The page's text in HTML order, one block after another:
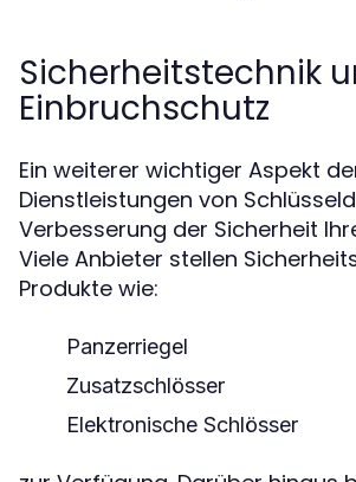
Sicherheitstechnik
Einbruchschutz
Ein weiterer wichtiger Aspekt
Dienstleistungen von
Verbesserung der Sicherheit
Viele Anbieter stellen
Produkte wie:
Panzerriegel
Zusatzschlösser
Elektronische Schlösser